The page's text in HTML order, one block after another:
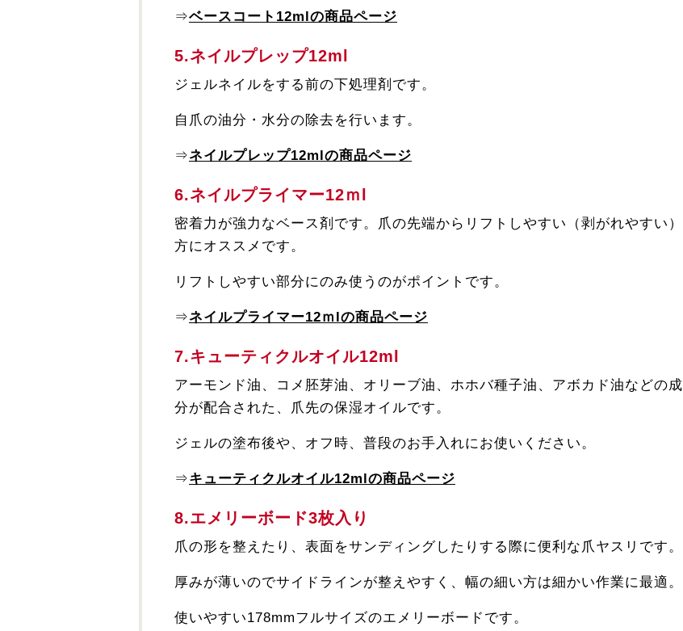
⇒ベースコート12mlの商品ページ
5.ネイルプレップ12ml
ジェルネイルをする前の下処理剤です。
自爪の油分・水分の除去を行います。
⇒ネイルプレップ12mlの商品ページ
6.ネイルプライマー12ｍl
密着力が強力なベース剤です。爪の先端からリフトしやすい（剥がれやすい）
方にオススメです。
リフトしやすい部分にのみ使うのがポイントです。
⇒ネイルプライマー12ｍlの商品ページ
7.キューティクルオイル12ml
アーモンド油、コメ胚芽油、オリーブ油、ホホバ種子油、アボカド油などの成
分が配合された、爪先の保湿オイルです。
ジェルの塗布後や、オフ時、普段のお手入れにお使いください。
⇒キューティクルオイル12mlの商品ページ
8.エメリーボード3枚入り
爪の形を整えたり、表面をサンディングしたりする際に便利な爪ヤスリです。
厚みが薄いのでサイドラインが整えやすく、幅の細い方は細かい作業に最適。
使いやすい178mmフルサイズのエメリーボードです。